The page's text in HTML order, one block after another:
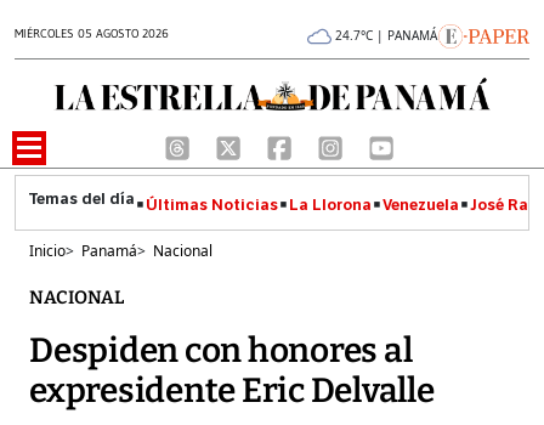
MIÉRCOLES 05 AGOSTO 2026 24.7°C | PANAMÁ
Últimas Noticias La Llorona Venezuela José
Inicio> Panamá> Nacional
NACIONAL
Despiden con honores al
expresidente Eric Delvalle